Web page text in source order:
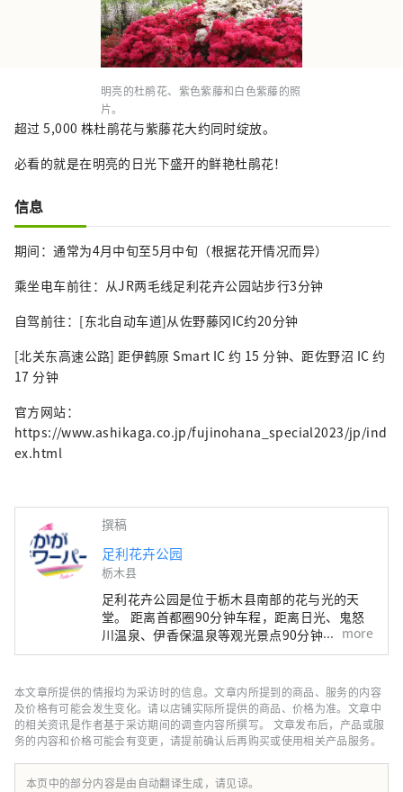
明亮的杜鹃花、紫色紫藤和白色紫藤的照
片。
超过 5,000 株杜鹃花与紫藤花大约同时绽放。
必看的就是在明亮的日光下盛开的鲜艳杜鹃花！
信息
期间：通常为4月中旬至5月中旬（根据花开情况而异）
乘坐电车前往：从JR两毛线足利花卉公园站步行3分钟
自驾前往：[东北自动车道]从佐野藤冈IC约20分钟
[北关东高速公路] 距伊鹤原 Smart IC 约 15 分钟、距佐野沼 IC 约
17 分钟
官方网站：
https://www.ashikaga.co.jp/fujinohana_special2023/jp/ind
ex.html
撰稿
足利花卉公园
栃木县
足利花卉公园是位于栃木县南部的花与光的天
堂。 距离首都圈90分钟车程，距离日光、鬼怒
川温泉、伊香保温泉等观光景点90分钟，交通
极其便利。 在约10万平方米的花园中，一年分
卉。 花园的标志是一棵160年树龄的大紫藤树，
占地约1000平方米。 4月中旬到5月中旬，紫藤
花盛开时，会举办“富士之花物语”活动，晚上
还会举办灯光秀。 每年10月中旬至2月中旬都会
举办灯光花园“灯光花园”。被认证为日本三大
灯饰之一的宏伟规模的灯饰，以及以光表现花卉
more
本文章所提供的情报均为采访时的信息。文章内所提到的商品、服务的内容
及价格有可能会发生变化。请以店铺实际所提供的商品、价格为准。文章中
的相关资讯是作者基于采访期间的调查内容所撰写。 文章发布后，产品或服
务的内容和价格可能会有变更，请提前确认后再购买或使用相关产品服务。
本页中的部分内容是由自动翻译生成，请见谅。